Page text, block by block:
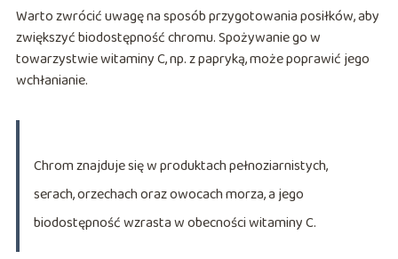
Warto zwrócić uwagę na sposób przygotowania posiłków, aby
zwiększyć biodostępność chromu. Spożywanie go w
towarzystwie witaminy C, np. z papryką, może poprawić jego
wchłanianie.
Chrom znajduje się w produktach pełnoziarnistych,
serach, orzechach oraz owocach morza, a jego
biodostępność wzrasta w obecności witaminy C.